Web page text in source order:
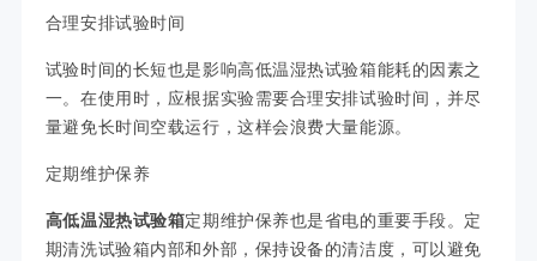
合理安排试验时间
试验时间的长短也是影响高低温湿热试验箱能耗的因素之
一。在使用时，应根据实验需要合理安排试验时间，并尽
量避免长时间空载运行，这样会浪费大量能源。
定期维护保养
高低温湿热试验箱定期维护保养也是省电的重要手段。定
期清洗试验箱内部和外部，保持设备的清洁度，可以避免